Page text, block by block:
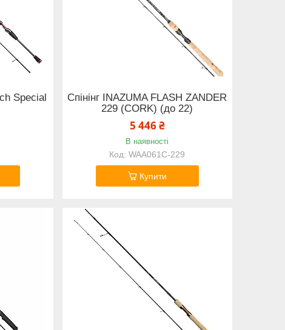
Special
Спінінг INAZUMA FLASH ZANDER
229 (CORK) (до 22)
5 446 ₴
В наявності
WAA061C-229
Купити